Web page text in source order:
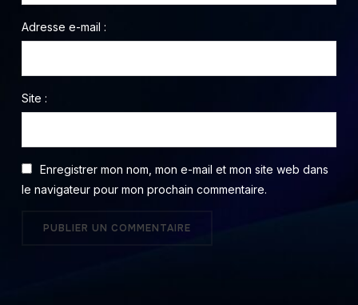
Adresse e-mail :
Site :
Enregistrer mon nom, mon e-mail et mon site web dans
le navigateur pour mon prochain commentaire.